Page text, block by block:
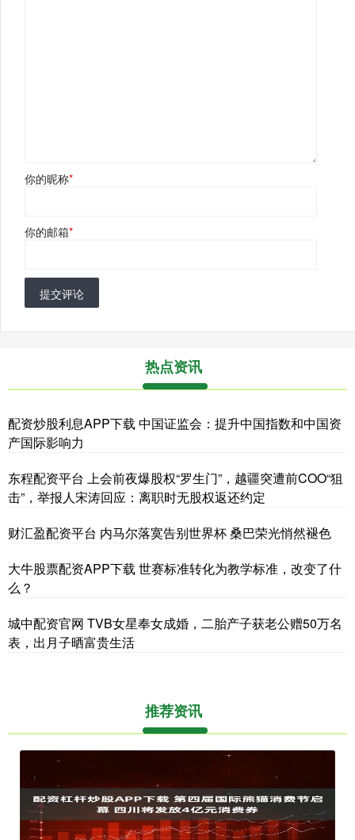
你的昵称*
你的邮箱*
提交评论
热点资讯
配资炒股利息APP下载 中国证监会：提升中国指数和中国资
产国际影响力
东程配资平台 上会前夜爆股权“罗生门”，越疆突遭前COO“狙
击”，举报人宋涛回应：离职时无股权返还约定
财汇盈配资平台 内马尔落寞告别世界杯 桑巴荣光悄然褪色
大牛股票配资APP下载 世赛标准转化为教学标准，改变了什
么？
城中配资官网 TVB女星奉女成婚，二胎产子获老公赠50万名
表，出月子晒富贵生活
推荐资讯